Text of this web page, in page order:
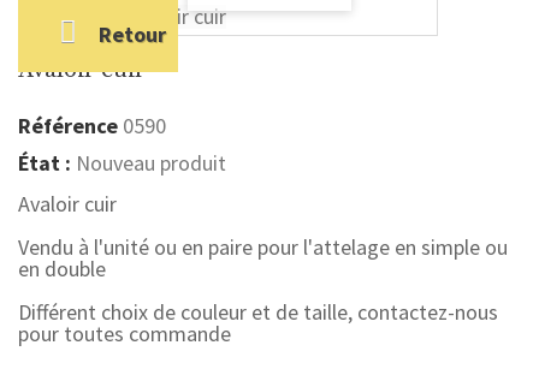
Retour
Avaloir cuir
Référence 0590
État : Nouveau produit
Avaloir cuir
Vendu à l'unité ou en paire pour l'attelage en simple ou
en double
Différent choix de couleur et de taille, contactez-nous
pour toutes commande